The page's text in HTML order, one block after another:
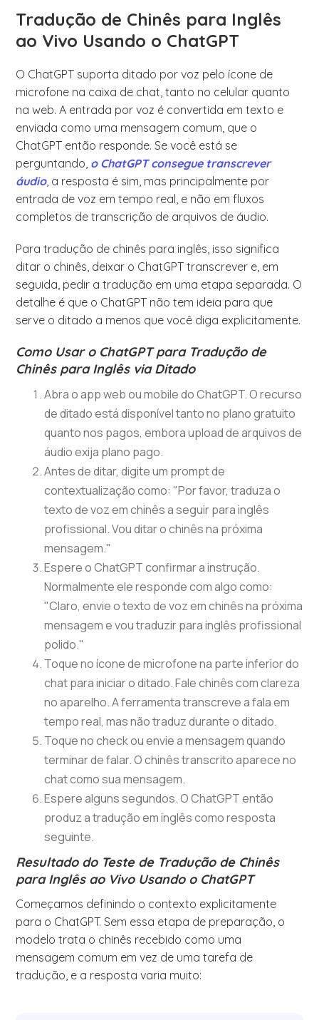
Tradução de Chinês para Inglês
ao Vivo Usando o ChatGPT
O ChatGPT suporta ditado por voz pelo ícone de
microfone na caixa de chat, tanto no celular quanto
na web. A entrada por voz é convertida em texto e
enviada como uma mensagem comum, que o
ChatGPT então responde. Se você está se
perguntando, o ChatGPT consegue transcrever
áudio, a resposta é sim, mas principalmente por
entrada de voz em tempo real, e não em fluxos
completos de transcrição de arquivos de áudio.
Para tradução de chinês para inglês, isso significa
ditar o chinês, deixar o ChatGPT transcrever e, em
seguida, pedir a tradução em uma etapa separada. O
detalhe é que o ChatGPT não tem ideia para que
serve o ditado a menos que você diga explicitamente.
Como Usar o ChatGPT para Tradução de
Chinês para Inglês via Ditado
Abra o app web ou mobile do ChatGPT. O recurso
de ditado está disponível tanto no plano gratuito
quanto nos pagos, embora upload de arquivos de
áudio exija plano pago.
Antes de ditar, digite um prompt de
contextualização como: "Por favor, traduza o
texto de voz em chinês a seguir para inglês
profissional. Vou ditar o chinês na próxima
mensagem."
Espere o ChatGPT confirmar a instrução.
Normalmente ele responde com algo como:
"Claro, envie o texto de voz em chinês na próxima
mensagem e vou traduzir para inglês profissional
polido."
Toque no ícone de microfone na parte inferior do
chat para iniciar o ditado. Fale chinês com clareza
no aparelho. A ferramenta transcreve a fala em
tempo real, mas não traduz durante o ditado.
Toque no check ou envie a mensagem quando
terminar de falar. O chinês transcrito aparece no
chat como sua mensagem.
Espere alguns segundos. O ChatGPT então
produz a tradução em inglês como resposta
seguinte.
Resultado do Teste de Tradução de Chinês
para Inglês ao Vivo Usando o ChatGPT
Começamos definindo o contexto explicitamente
para o ChatGPT. Sem essa etapa de preparação, o
modelo trata o chinês recebido como uma
mensagem comum em vez de uma tarefa de
tradução, e a resposta varia muito: